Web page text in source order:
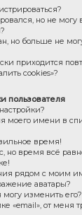
но не могу
но больше не
приходится
cookies»?
пользователя
моего имени в
время!
но время всё
рядом с моим
аватары?
могу изменить его?
«email», от меня